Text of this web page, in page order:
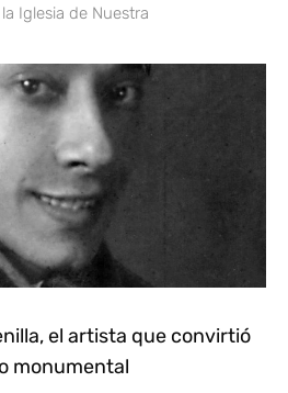
Iglesia de Nuestra
el artista que convirtió
monumental